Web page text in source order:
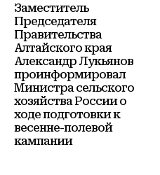
Заместитель
Председателя
Правительства
Алтайского края
Александр Лукьянов
проинформировал
Министра сельского
хозяйства России о
ходе подготовки к
весенне-полевой
кампании